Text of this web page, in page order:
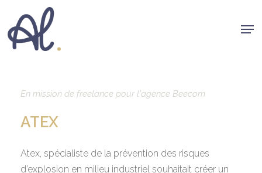
to
main
En mission de freelance pour l'agence Beecom
ATEX
Atex, spécialiste de la prévention des risques
d’explosion en milieu industriel souhaitait créer un